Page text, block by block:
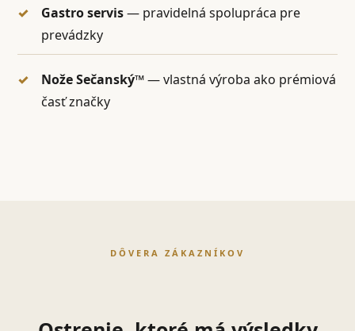
Gastro servis— pravidelná spolupráca pre
prevádzky
Nože Sečanský™— vlastná výroba ako prémiová
časť značky
DÔVERA ZÁKAZNÍKOV